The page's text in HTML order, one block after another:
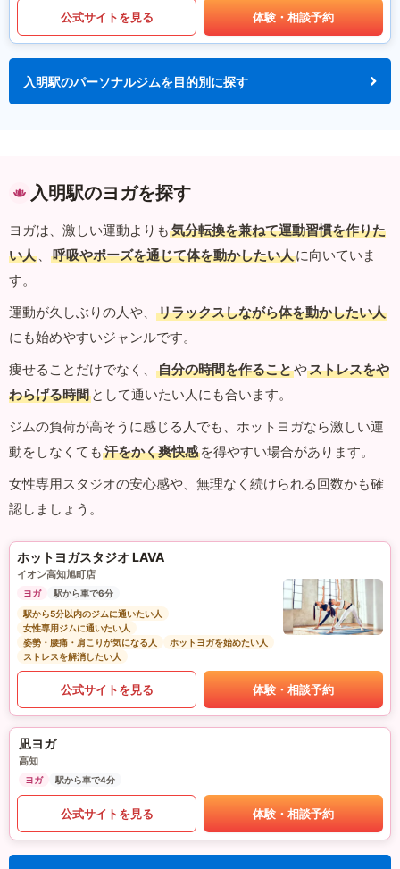
公式サイトを見る 体験・相談予約
入明駅のパーソナルジムを目的別に探す
入明駅のヨガを探す
ヨガは、激しい運動よりも 気分転換を兼ねて運動習慣を作りた
い人 、 呼吸やポーズを通じて体を動かしたい人に向いていま
す。
運動が久しぶりの人や、
リラックスしながら体を動かしたい人
にも始めやすいジャンルです。
痩せることだけでなく、
自分の時間を作ることやストレスをや
わらげる時間 として通いたい人にも合います。
ジムの負荷が高そうに感じる人でも、ホットヨガなら激しい運
動をしなくても 汗をかく爽快感 を得やすい場合があります。
女性専用スタジオの安心感や、無理なく続けられる回数かも確
認しましょう。
ホットヨガスタジオ LAVA
イオン高知旭町店
ヨガ
駅から車で6分
駅から5分以内のジムに通いたい人
女性専用ジムに通いたい人
姿勢・腰痛・肩こりが気になる人
ホットヨガを始めたい人
ストレスを解消したい人
公式サイトを見る 体験・相談予約
凪ヨガ
高知
ヨガ 駅から車で4分
公式サイトを見る 体験・相談予約